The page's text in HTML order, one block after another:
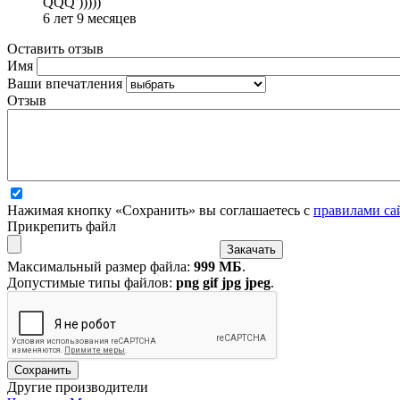
6 лет 9 месяцев
Оставить отзыв
Имя
Ваши впечатления
Отзыв
Нажимая кнопку «Сохранить» вы соглашаетесь с правилами
Прикрепить файл
Максимальный размер файла: 999 МБ.
Допустимые типы файлов: png gif jpg jpeg.
Другие производители